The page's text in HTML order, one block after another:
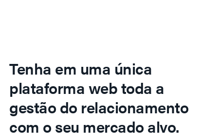
Tenha em uma única
plataforma web toda a
gestão do relacionamento
com o seu mercado alvo.